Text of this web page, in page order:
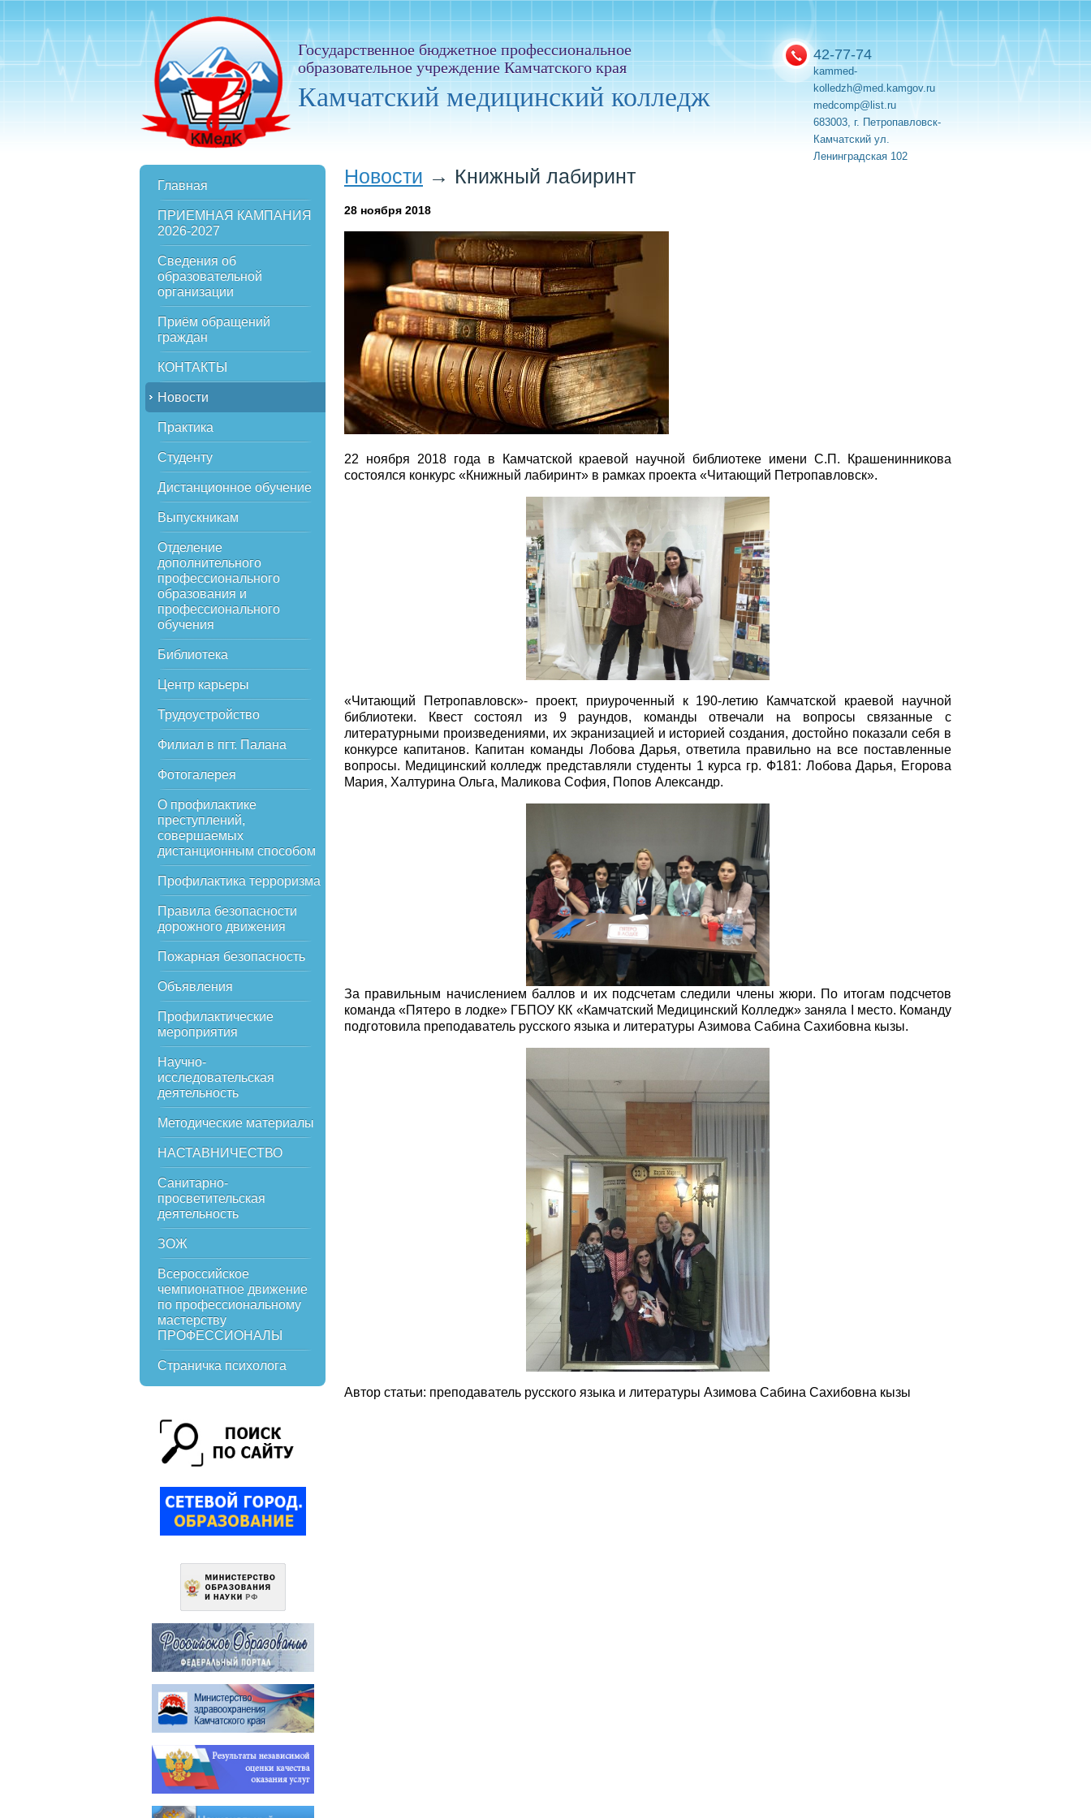
Государственное бюджетное профессиональное
образовательное учреждение Камчатского края
Камчатский медицинский колледж
42-77-74
kammed-
kolledzh@med.kamgov.ru
medcomp@list.ru
683003, г. Петропавловск-
Камчатский ул.
Ленинградская 102
Главная
ПРИЕМНАЯ КАМПАНИЯ
2026-2027
Сведения об
образовательной
организации
Приём обращений
граждан
КОНТАКТЫ
Новости
Практика
Студенту
Дистанционное обучение
Выпускникам
Отделение
дополнительного
профессионального
образования и
профессионального
обучения
Библиотека
Центр карьеры
Трудоустройство
Филиал в пгт. Палана
Фотогалерея
О профилактике
преступлений,
совершаемых
дистанционным способом
Профилактика терроризма
Правила безопасности
дорожного движения
Пожарная безопасность
Объявления
Профилактические
мероприятия
Научно-
исследовательская
деятельность
Методические материалы
НАСТАВНИЧЕСТВО
Санитарно-
просветительская
деятельность
ЗОЖ
Всероссийское
чемпионатное движение
по профессиональному
мастерству
ПРОФЕССИОНАЛЫ
Страничка психолога
Новости → Книжный лабиринт
28 ноября 2018
22 ноября 2018 года в Камчатской краевой научной библиотеке имени С.П. Крашенинникова
состоялся конкурс «Книжный лабиринт» в рамках проекта «Читающий Петропавловск».
«Читающий Петропавловск»- проект, приуроченный к 190-летию Камчатской краевой научной
библиотеки. Квест состоял из 9 раундов, команды отвечали на вопросы связанные с
литературными произведениями, их экранизацией и историей создания, достойно показали себя в
конкурсе капитанов. Капитан команды Лобова Дарья, ответила правильно на все поставленные
вопросы. Медицинский колледж представляли студенты 1 курса гр. Ф181: Лобова Дарья, Егорова
Мария, Халтурина Ольга, Маликова София, Попов Александр.
За правильным начислением баллов и их подсчетам следили члены жюри. По итогам подсчетов
команда «Пятеро в лодке» ГБПОУ КК «Камчатский Медицинский Колледж» заняла I место. Команду
подготовила преподаватель русского языка и литературы Азимова Сабина Сахибовна кызы.
Автор статьи: преподаватель русского языка и литературы Азимова Сабина Сахибовна кызы